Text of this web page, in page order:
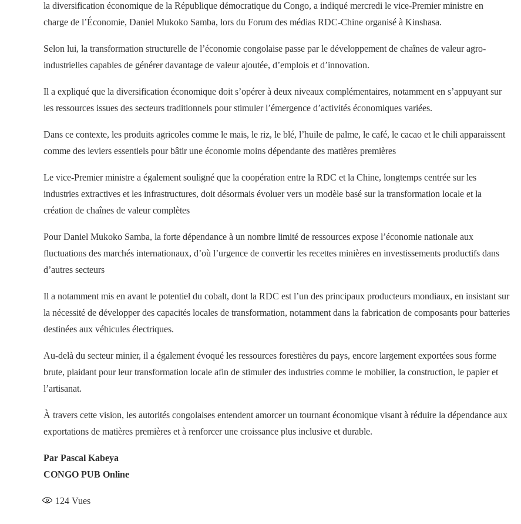
la diversification économique de la République démocratique du Congo, a indiqué mercredi le vice-Premier ministre en
charge de l’Économie, Daniel Mukoko Samba, lors du Forum des médias RDC-Chine organisé à Kinshasa.
Selon lui, la transformation structurelle de l’économie congolaise passe par le développement de chaînes de valeur agro-
industrielles capables de générer davantage de valeur ajoutée, d’emplois et d’innovation.
Il a expliqué que la diversification économique doit s’opérer à deux niveaux complémentaires, notamment en s’appuyant sur
les ressources issues des secteurs traditionnels pour stimuler l’émergence d’activités économiques variées.
Dans ce contexte, les produits agricoles comme le maïs, le riz, le blé, l’huile de palme, le café, le cacao et le chili apparaissent
comme des leviers essentiels pour bâtir une économie moins dépendante des matières premières
Le vice-Premier ministre a également souligné que la coopération entre la RDC et la Chine, longtemps centrée sur les
industries extractives et les infrastructures, doit désormais évoluer vers un modèle basé sur la transformation locale et la
création de chaînes de valeur complètes
Pour Daniel Mukoko Samba, la forte dépendance à un nombre limité de ressources expose l’économie nationale aux
fluctuations des marchés internationaux, d’où l’urgence de convertir les recettes minières en investissements productifs dans
d’autres secteurs
Il a notamment mis en avant le potentiel du cobalt, dont la RDC est l’un des principaux producteurs mondiaux, en insistant sur
la nécessité de développer des capacités locales de transformation, notamment dans la fabrication de composants pour batteries
destinées aux véhicules électriques.
Au-delà du secteur minier, il a également évoqué les ressources forestières du pays, encore largement exportées sous forme
brute, plaidant pour leur transformation locale afin de stimuler des industries comme le mobilier, la construction, le papier et
l’artisanat.
À travers cette vision, les autorités congolaises entendent amorcer un tournant économique visant à réduire la dépendance aux
exportations de matières premières et à renforcer une croissance plus inclusive et durable.
Par Pascal Kabeya
CONGO PUB Online
124 Vues